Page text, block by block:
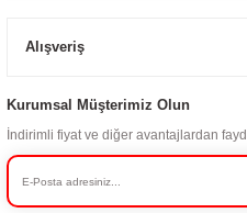
Alışveriş
Kurumsal Müşterimiz Olun
İndirimli fiyat ve diğer avantajlardan